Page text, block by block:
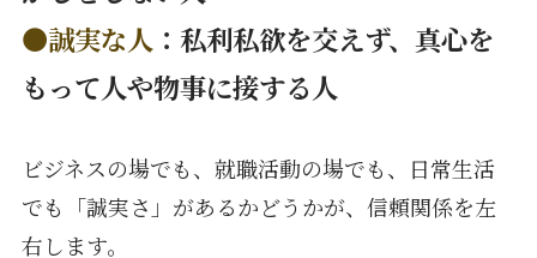
●誠実な人：私利私欲を交えず、真心を
もって人や物事に接する人
ビジネスの場でも、就職活動の場でも、日常生活
でも「誠実さ」があるかどうかが、信頼関係を左
右します。